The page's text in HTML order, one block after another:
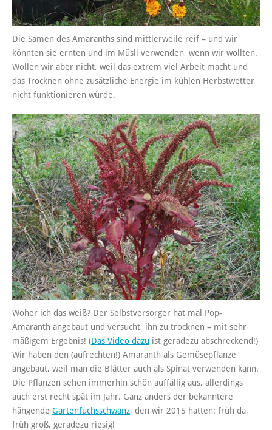
Die Samen des Amaranths sind mittlerweile reif – und wir
könnten sie ernten und im Müsli verwenden, wenn wir wollten.
Wollen wir aber nicht, weil das extrem viel Arbeit macht und
das Trocknen ohne zusätzliche Energie im kühlen Herbstwetter
nicht funktionieren würde.
Woher ich das weiß? Der Selbstversorger hat mal Pop-
Amaranth angebaut und versucht, ihn zu trocknen – mit sehr
mäßigem Ergebnis! (Das Video dazu ist geradezu abschreckend!)
Wir haben den (aufrechten!) Amaranth als Gemüsepflanze
angebaut, weil man die Blätter auch als Spinat verwenden kann.
Die Pflanzen sehen immerhin schön auffällig aus, allerdings
auch erst recht spät im Jahr. Ganz anders der bekanntere
hängende Gartenfuchsschwanz, den wir 2015 hatten: früh da,
früh groß, geradezu riesig!